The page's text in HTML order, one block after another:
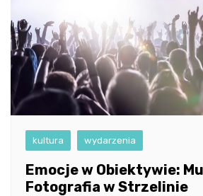
kultura wydarzenia
Emocje w Obiektywie:
Fotografia w Strzelinie